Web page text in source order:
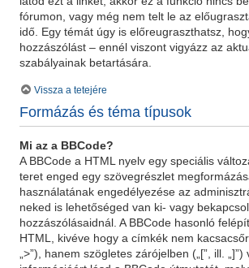
fórumon, vagy még nem telt le az
idő. Egy témát úgy is előreugraszthatsz,
hozzászólást – ennél viszont vigyázz az
szabályainak betartására.
Vissza a tetejére
Formázás és téma típusok
Mi az a BBCode?
A BBCode a HTML nyelv egy speciális
teret enged egy szövegrészlet
használatának engedélyezése az
neked is lehetőséged van ki- vagy
hozzászólásaidnál. A BBCode hasonló
HTML, kivéve hogy a címkék nem
„>”), hanem szögletes zárójelben („[”, ill.